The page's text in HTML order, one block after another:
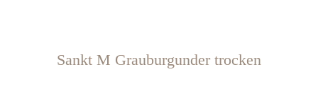
Sankt M Grauburgunder trocken